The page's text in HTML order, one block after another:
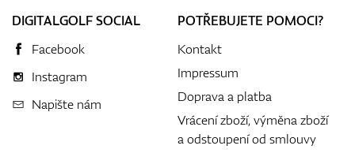
DIGITALGOLF SOCIAL
Facebook
Instagram
Napište nám
POTŘEBUJETE POMOCI?
Kontakt
Impressum
Doprava a platba
Vrácení zboží, výměna zboží
a odstoupení od smlouvy